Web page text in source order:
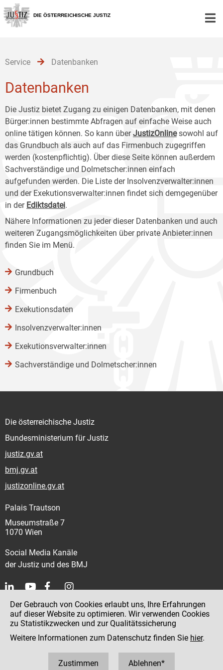
Zur
Hauptnavigation
[1]
Zum
Inhalt
[2]
Zum
Untermenü
[3]
DIE ÖSTERREICHISCHE JUSTIZ
Service Datenbanken
Datenbanken
Die Justiz bietet Zugang zu einigen Datenbanken, mit denen
Bürger:innen bestimmte Abfragen auf einfache Weise auch
online tätigen können. So kann überJustizOnlinesowohl auf
das Grundbuch als auch auf das Firmenbuch zugegriffen
werden (kostenpflichtig). Über diese Seite können außerdem
Sachverständige und Dolmetscher:innen einfach
aufgefunden werden. Die Liste der Insolvenzverwalter:innen
und der Exekutionsverwalter:innen findet sich demgegenüber
in der Ediktsdatei.
Nähere Informationen zu jeder dieser Datenbanken und auch
weiteren Zugangsmöglichkeiten über private Anbieter:innen
finden Sie im Menü.
Grundbuch
Firmenbuch
Exekutionsdaten
Insolvenzverwalter:innen
Exekutionsverwalter:innen
Sachverständige und Dolmetscher:innen
Die österreichische Justiz
Bundesministerium für Justiz
justiz.gv.at
bmj.gv.at
justizonline.gv.at
Palais Trautson
Museumstraße 7
1070 Wien
Social Media Kanäle
der Justiz und des BMJ
Kontakt
Impressum
Datenschutz
Der Gebrauch von Cookies erlaubt uns, Ihre Erfahrungen
auf dieser Website zu optimieren. Wir verwenden Cookies
zu Statistikzwecken und zur Qualitätssicherung
Weitere Informationen zum Datenschutz finden Sie hier.
Zustimmen Ablehnen*